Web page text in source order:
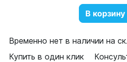
В корзину
Временно нет в наличии на
Купить в один клик